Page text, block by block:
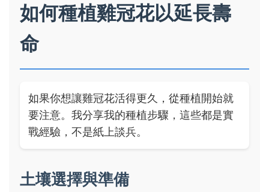
如何種植雞冠花以延長壽
命
如果你想讓雞冠花活得更久，從種植開始就
要注意。我分享我的種植步驟，這些都是實
戰經驗，不是紙上談兵。
土壤選擇與準備